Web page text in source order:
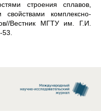
строения сплавов,
свойствами комплексно-
Вестник МГТУ им. Г.И.